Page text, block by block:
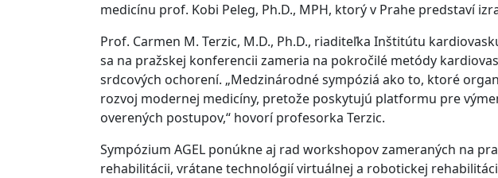
medicínu prof. Kobi Peleg, Ph.D., MPH, ktorý v Prahe predstaví
Prof. Carmen M. Terzic, M.D., Ph.D., riaditeľka Inštitútu
sa na pražskej konferencii zameria na pokročilé metódy
srdcových ochorení. „Medzinárodné sympóziá ako to, ktoré
rozvoj modernej medicíny, pretože poskytujú platformu pre
overených postupov,“ hovorí profesorka Terzic.
Sympózium AGEL ponúkne aj rad workshopov zameraných na
rehabilitácii, vrátane technológií virtuálnej a robotickej